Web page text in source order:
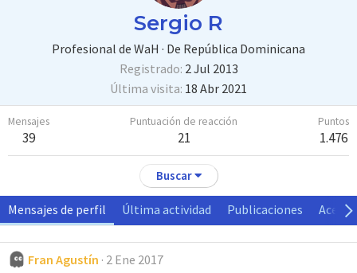
Sergio R
Profesional de WaH · De República Dominicana
Registrado 2 Jul 2013
Última visita 18 Abr 2021
Mensajes
39
Puntuación de reacción
21
Puntos
1.476
Buscar
Mensajes de perfil Última actividad Publicaciones Acerca
Fran Agustín 2 Ene 2017